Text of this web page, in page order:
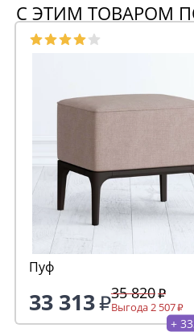
С ЭТИМ ТОВАРОМ
Пуф
33 313 35 820
Выгода 2 507
+